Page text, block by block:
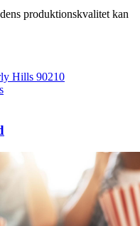
produktionskvalitet kan
Hills 90210